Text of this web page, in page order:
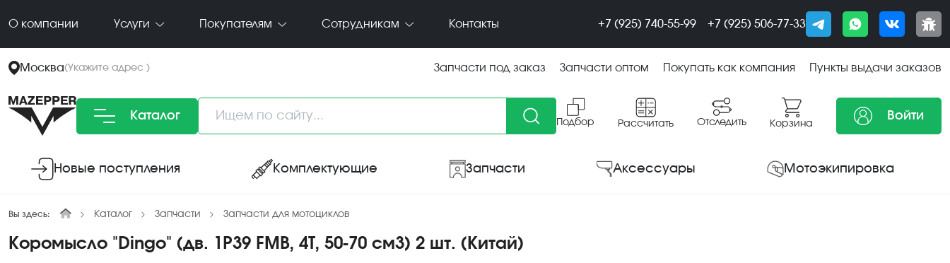
О компании Услуги Покупателям Сотрудникам Контакты +7 (925) 740-55-99 +7 (925) 506-77-33
Москва(Укажите адрес ) Запчасти под заказ Запчасти оптом Покупать как компания Пункты выдачи заказов
Каталог
Подбор Рассчитать Отследить Корзина
Войти
Новые поступления Комплектующие Запчасти Аксессуары Мотоэкипировка
Вы здесь: Каталог Запчасти Запчасти для мотоциклов
Коромысло "Dingo" (дв. 1P39 FMB, 4Т, 50-70 см3) 2 шт. (Китай)